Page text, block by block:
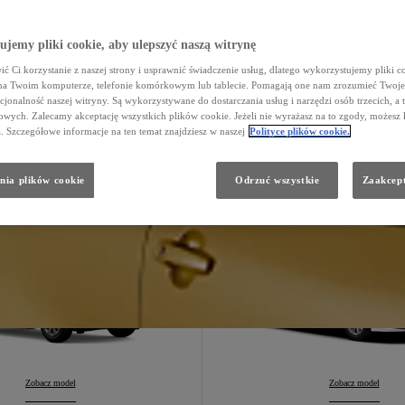
Aygo X:
Konfiguruj
Cross
110 900 zł
Yaris Cross:
Zobacz model
Corolla
127 900 zł
Corolla Hatchback
Zobacz model
pliki cookie, aby ulepszyć naszą witrynę
Ci korzystanie z naszej strony i usprawnić świadczenie usług, dlatego wykorzystujemy pliki
Twoim komputerze, telefonie komórkowym lub tablecie. Pomagają one nam zrozumieć
naszej witryny. Są wykorzystywane do dostarczania usług i narzędzi osób trzecich, a
Zalecamy akceptację wszystkich plików cookie. Jeżeli nie wyrażasz na to zgody, możesz
Szczegółowe informacje na ten temat znajdziesz w naszej Polityce plików cookie.
plików cookie Odrzuć wszystkie